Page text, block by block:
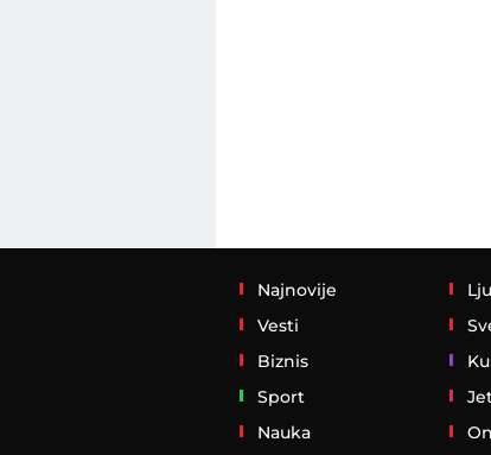
Najnovije
Vesti
Biznis
Sport
Nauka